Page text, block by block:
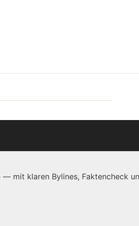
mit klaren Bylines, Faktencheck